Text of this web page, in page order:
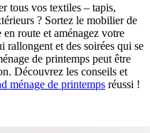
tous vos textiles – tapis,
? Sortez le mobilier de
route et aménagez votre
rallongent et des soirées qui se
de printemps peut être
Découvrez les conseils et
ménage de printemps réussi !